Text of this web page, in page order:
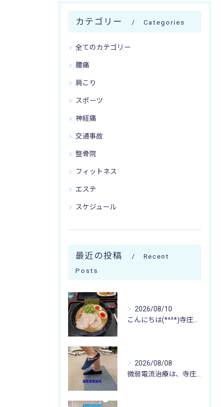
カテゴリー Categories
全てのカテゴリー
腰痛
肩こり
スポーツ
神経痛
交通事故
整骨院
フィットネス
エステ
スケジュール
最近の投稿
Recent
Posts
2026/08/10
2026/08/08